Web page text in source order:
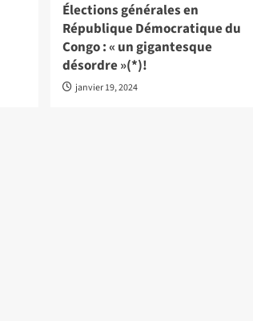
Élections générales en
République Démocratique du
Congo : « un gigantesque
désordre »(*)!
janvier 19, 2024